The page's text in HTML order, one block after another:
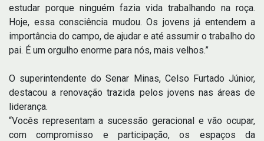
estudar porque ninguém fazia vida trabalhando na roça.
Hoje, essa consciência mudou. Os jovens já entendem a
importância do campo, de ajudar e até assumir o trabalho do
pai. É um orgulho enorme para nós, mais velhos.”
O superintendente do Senar Minas, Celso Furtado Júnior,
destacou a renovação trazida pelos jovens nas áreas de
liderança.
“Vocês representam a sucessão geracional e vão ocupar,
com compromisso e participação, os espaços da